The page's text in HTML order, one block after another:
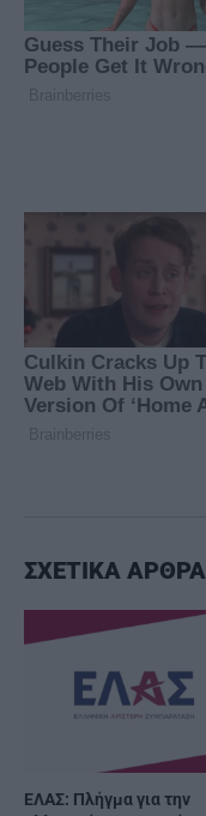
ΣΧΕΤΙΚΑ ΑΡΘΡΑ
ΕΛΑΣ: Πλήγμα για την